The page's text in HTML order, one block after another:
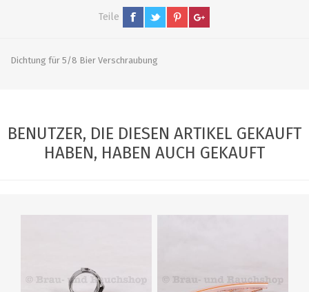
Teile
Dichtung für 5/8 Bier Verschraubung
BENUTZER, DIE DIESEN ARTIKEL GEKAUFT
HABEN, HABEN AUCH GEKAUFT